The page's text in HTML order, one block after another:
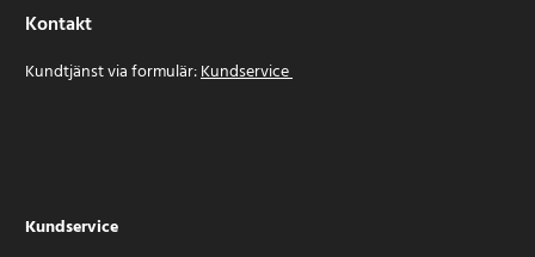
Kontakt
Kundtjänst via formulär:Kundservice
Kundservice